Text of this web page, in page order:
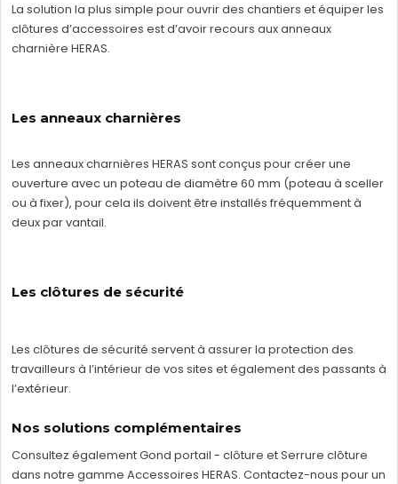
La solution la plus simple pour ouvrir des chantiers et équiper les
clôtures d’accessoires est d’avoir recours aux anneaux
charnière HERAS.
Les anneaux charnières
Les anneaux charnières HERAS sont conçus pour créer une
ouverture avec un poteau de diamètre 60 mm (poteau à sceller
ou à fixer), pour cela ils doivent être installés fréquemment à
deux par vantail.
Les clôtures de sécurité
Les clôtures de sécurité servent à assurer la protection des
travailleurs à l’intérieur de vos sites et également des passants à
l’extérieur.
Nos solutions complémentaires
Consultez égalementGond portail - clôture etSerrure clôture
dans notre gamme Accessoires HERAS. Contactez-nous pour un